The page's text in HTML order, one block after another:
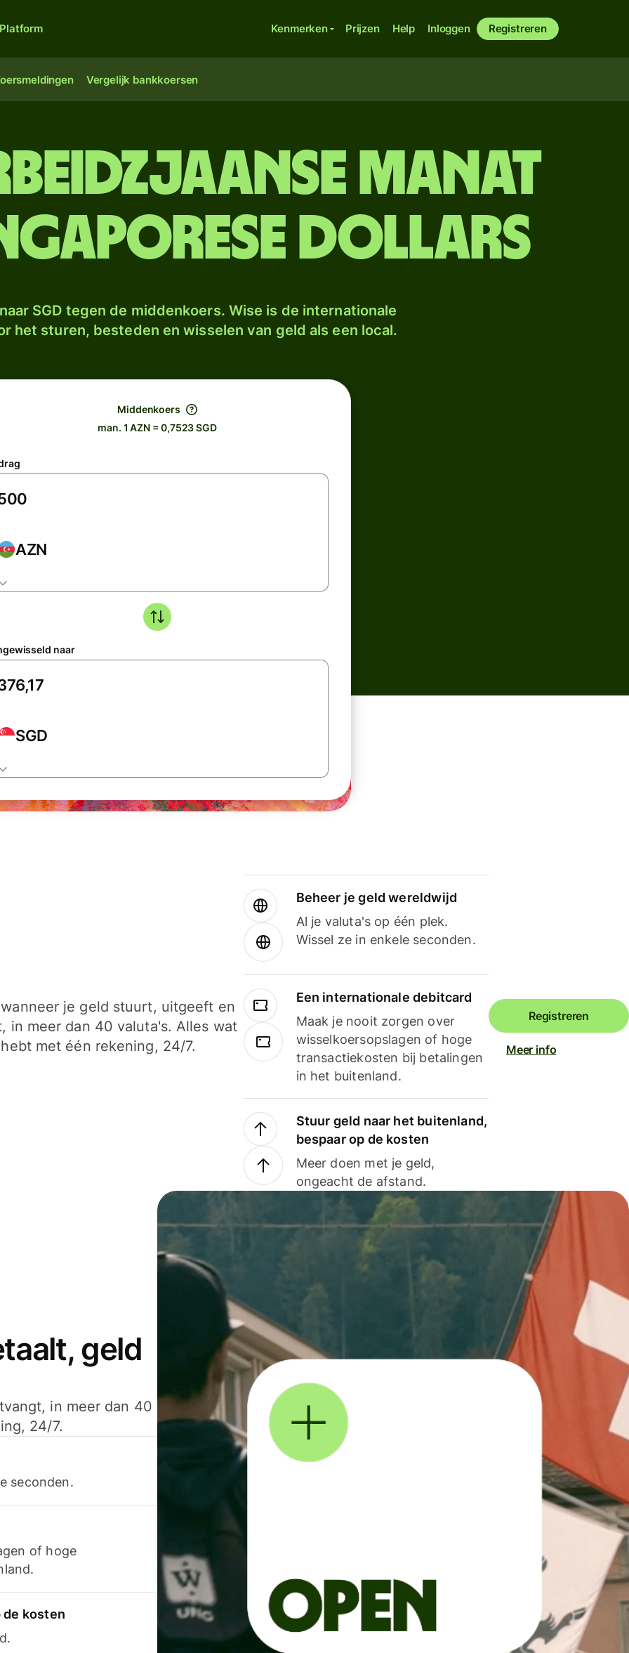
Platform Kenmerken Prijzen Help Inloggen Registreren
Vergelijk bankkoersen
manat
dollars
SGD tegen de middenkoers. Wise is de internationale
het sturen, besteden en wisselen van geld als een local.
Middenkoers
man. 1 AZN = 0,7523 SGD
AZN
naar
SGD
je geld stuurt, uitgeeft en
in meer dan 40 valuta's. Alles wat
met één rekening, 24/7.
Beheer je geld wereldwijd
Al je valuta's op één plek.
Wissel ze in enkele seconden.
Een internationale debitcard
Maak je nooit zorgen over
wisselkoersopslagen of hoge
transactiekosten bij betalingen
in het buitenland.
Stuur geld naar het buitenland,
bespaar op de kosten
Meer doen met je geld,
ongeacht de afstand.
Registreren
Meer info
geld
in meer dan 40
24/7.
seconden.
of hoge
de kosten